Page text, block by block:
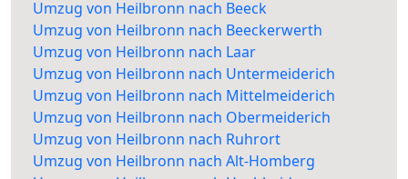
Umzug von Heilbronn nach Beeck
Umzug von Heilbronn nach Beeckerwerth
Umzug von Heilbronn nach Laar
Umzug von Heilbronn nach Untermeiderich
Umzug von Heilbronn nach Mittelmeiderich
Umzug von Heilbronn nach Obermeiderich
Umzug von Heilbronn nach Ruhrort
Umzug von Heilbronn nach Alt-Homberg